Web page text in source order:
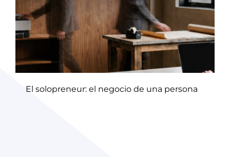
El solopreneur: el negocio de una persona